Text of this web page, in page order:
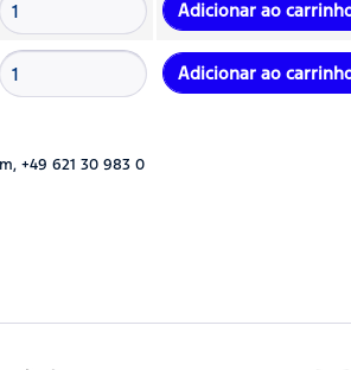
Adicionar ao
Adicionar ao
+49 621 30 983 0